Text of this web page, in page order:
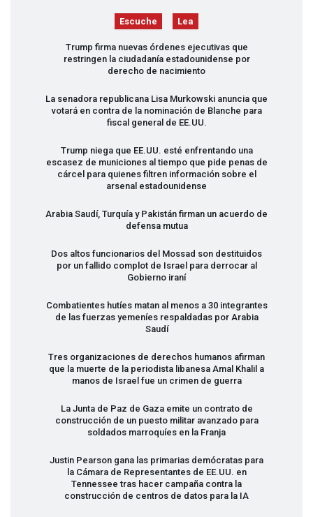
Escuche Lea
Trump firma nuevas órdenes ejecutivas que
restringen la ciudadanía estadounidense por
derecho de nacimiento
La senadora republicana Lisa Murkowski anuncia que
votará en contra de la nominación de Blanche para
fiscal general de EE.UU.
Trump niega que EE.UU. esté enfrentando una
escasez de municiones al tiempo que pide penas de
cárcel para quienes filtren información sobre el
arsenal estadounidense
Arabia Saudí, Turquía y Pakistán firman un acuerdo de
defensa mutua
Dos altos funcionarios del Mossad son destituidos
por un fallido complot de Israel para derrocar al
Gobierno iraní
Combatientes hutíes matan al menos a 30 integrantes
de las fuerzas yemeníes respaldadas por Arabia
Saudí
Tres organizaciones de derechos humanos afirman
que la muerte de la periodista libanesa Amal Khalil a
manos de Israel fue un crimen de guerra
La Junta de Paz de Gaza emite un contrato de
construcción de un puesto militar avanzado para
soldados marroquíes en la Franja
Justin Pearson gana las primarias demócratas para
la Cámara de Representantes de EE.UU. en
Tennessee tras hacer campaña contra la
construcción de centros de datos para la IA